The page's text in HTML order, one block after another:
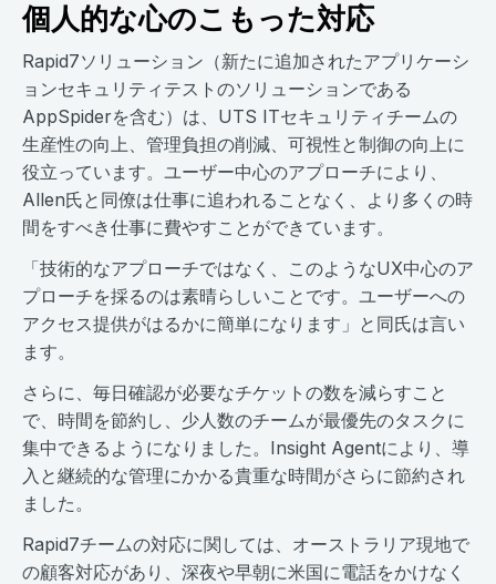
個人的な心のこもった対応
Rapid7ソリューション（新たに追加されたアプリケーシ
ョンセキュリティテストのソリューションである
AppSpiderを含む）は、UTS ITセキュリティチームの
生産性の向上、管理負担の削減、可視性と制御の向上に
役立っています。ユーザー中心のアプローチにより、
Allen氏と同僚は仕事に追われることなく、より多くの時
間をすべき仕事に費やすことができています。
「技術的なアプローチではなく、このようなUX中心のア
プローチを採るのは素晴らしいことです。ユーザーへの
アクセス提供がはるかに簡単になります」と同氏は言い
ます。
さらに、毎日確認が必要なチケットの数を減らすこと
で、時間を節約し、少人数のチームが最優先のタスクに
集中できるようになりました。Insight Agentにより、導
入と継続的な管理にかかる貴重な時間がさらに節約され
ました。
Rapid7チームの対応に関しては、オーストラリア現地で
の顧客対応があり、深夜や早朝に米国に電話をかけなく